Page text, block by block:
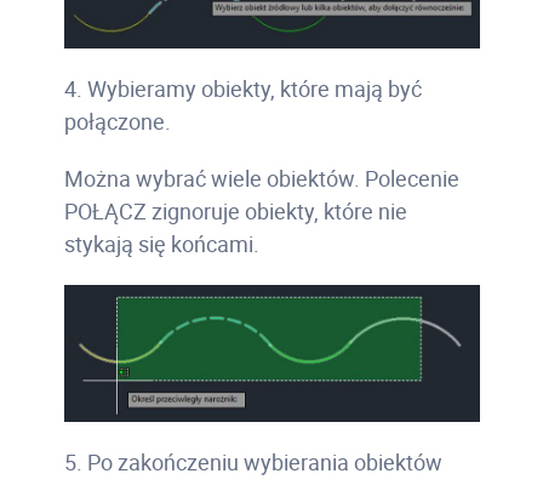
4. Wybieramy obiekty, które mają być
połączone.
Można wybrać wiele obiektów. Polecenie
POŁĄCZ zignoruje obiekty, które nie
stykają się końcami.
5. Po zakończeniu wybierania obiektów